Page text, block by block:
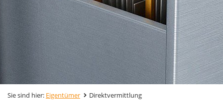
Sie sind hier: Eigentümer Direktvermittlung